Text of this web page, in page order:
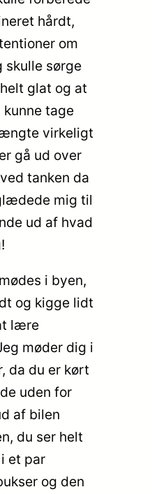
hårdt,
om
skulle sørge
glat og at
tage
virkeligt
gå ud over
tanken da
mig til
ud af hvad
i byen,
og kigge lidt
lære
møder dig i
da du er kørt
uden for
af bilen
du ser helt
et par
og den